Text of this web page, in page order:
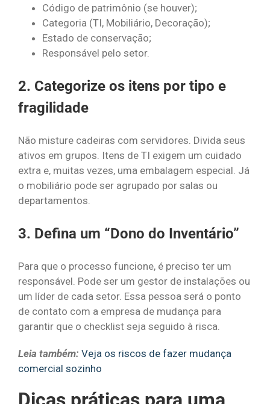
Código de patrimônio (se houver);
Categoria (TI, Mobiliário, Decoração);
Estado de conservação;
Responsável pelo setor.
2. Categorize os itens por tipo e
fragilidade
Não misture cadeiras com servidores. Divida seus
ativos em grupos. Itens de TI exigem um cuidado
extra e, muitas vezes, uma embalagem especial. Já
o mobiliário pode ser agrupado por salas ou
departamentos.
3. Defina um “Dono do Inventário”
Para que o processo funcione, é preciso ter um
responsável. Pode ser um gestor de instalações ou
um líder de cada setor. Essa pessoa será o ponto
de contato com a empresa de mudança para
garantir que o checklist seja seguido à risca.
Leia também: Veja os riscos de fazer mudança
comercial sozinho